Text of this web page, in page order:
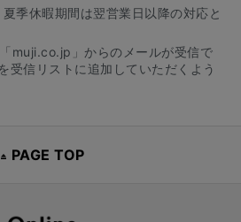
季休暇期間は翌営業日以降の対応と
muji.co.jp」からのメールが受信で
受信リストに追加していただくよう
PAGE TOP